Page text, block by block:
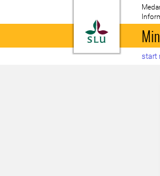
Till
start